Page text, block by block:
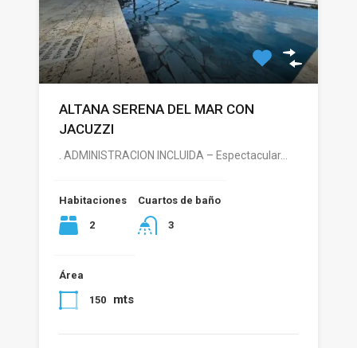
ALTANA SERENA DEL MAR CON
JACUZZI
. ADMINISTRACION INCLUIDA – Espectacular…
Habitaciones
2
Cuartos de baño
3
Área
150 mts